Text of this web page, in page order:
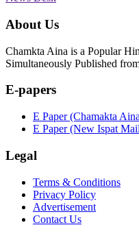
About Us
Chamkta Aina is a Popular
Simultaneously Published
E-papers
E Paper (Chamakta
E Paper (New Ispat
Legal
Terms & Conditions
Privacy Policy
Advertisement
Contact Us